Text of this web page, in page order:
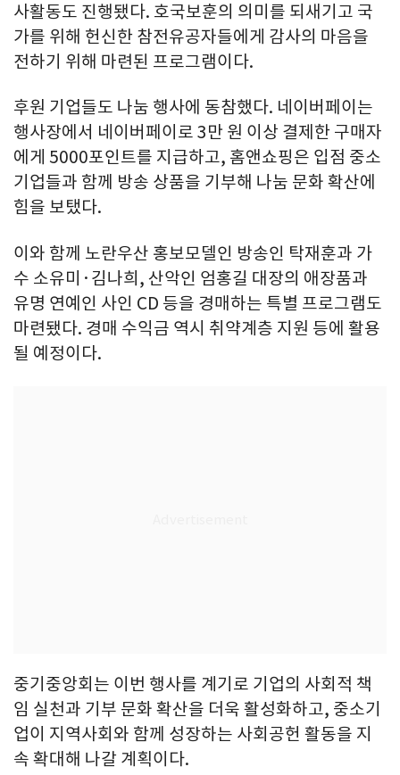
사활동도 진행됐다. 호국보훈의 의미를 되새기고 국
가를 위해 헌신한 참전유공자들에게 감사의 마음을
전하기 위해 마련된 프로그램이다.
후원 기업들도 나눔 행사에 동참했다. 네이버페이는
행사장에서 네이버페이로 3만 원 이상 결제한 구매자
에게 5000포인트를 지급하고, 홈앤쇼핑은 입점 중소
기업들과 함께 방송 상품을 기부해 나눔 문화 확산에
힘을 보탰다.
이와 함께 노란우산 홍보모델인 방송인 탁재훈과 가
수 소유미·김나희, 산악인 엄홍길 대장의 애장품과
유명 연예인 사인 CD 등을 경매하는 특별 프로그램도
마련됐다. 경매 수익금 역시 취약계층 지원 등에 활용
될 예정이다.
중기중앙회는 이번 행사를 계기로 기업의 사회적 책
임 실천과 기부 문화 확산을 더욱 활성화하고, 중소기
업이 지역사회와 함께 성장하는 사회공헌 활동을 지
속 확대해 나갈 계획이다.